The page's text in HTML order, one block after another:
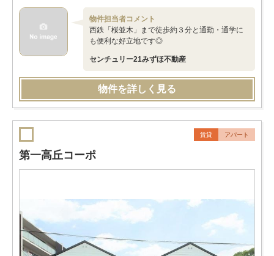
物件担当者コメント
西鉄「桜並木」まで徒歩約３分と通勤・通学に
も便利な好立地です◎
センチュリー21みずほ不動産
物件を詳しく見る
賃貸 アパート
第一高丘コーポ